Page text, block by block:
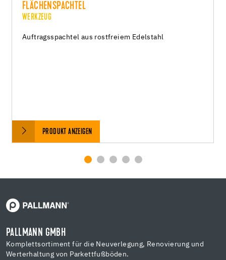
FLÄCHENSPACHTEL
WERKZEUG
Auftragsspachtel aus rostfreiem Edelstahl
PRODUKT ANZEIGEN
PALLMANN GMBH
Komplettsortiment für die Neuverlegung, Renovierung und
Werterhaltung von Parkettfußböden.